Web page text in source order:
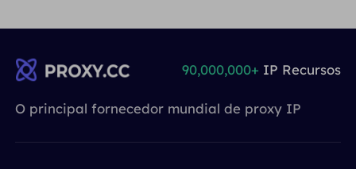
O principal fornecedor mundial de proxy IP
90,000,000+ IP Recursos